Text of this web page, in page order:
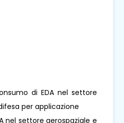
di EDA nel settore
per applicazione
nel settore aerospaziale e